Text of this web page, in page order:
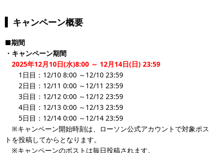
キャンペーン概要
■期間
・キャンペーン期間
2025年12月10日(水)8:00 ～ 12月14日(日) 23:59
1日目：12/10 8:00 ～12/10 23:59
2日目：12/11 0:00 ～12/11 23:59
3日目：12/12 0:00 ～12/12 23:59
4日目：12/13 0:00 ～12/13 23:59
5日目：12/14 0:00 ～12/14 23:59
※キャンペーン開始時刻は、ローソン公式アカウントで対象ポス
トを投稿してからとなります。
※キャンペーンのポストは毎日投稿されます。